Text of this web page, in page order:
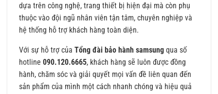
dựa trên công nghệ, trang thiết bị hiện đại mà còn phụ
thuộc vào đội ngũ nhân viên tận tâm, chuyên nghiệp và
hệ thống hỗ trợ khách hàng toàn diện.
Với sự hỗ trợ của Tổng đài bảo hành samsung qua số
hotline 090.120.6665, khách hàng sẽ luôn được đồng
hành, chăm sóc và giải quyết mọi vấn đề liên quan đến
sản phẩm của mình một cách nhanh chóng và hiệu quả